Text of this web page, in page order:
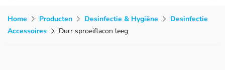
Home Producten Desinfectie & Hygiëne
Desinfectie
Accessoires
Durr sproeiflacon leeg